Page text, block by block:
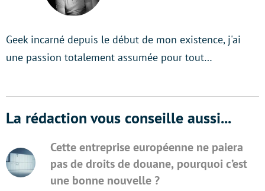
Geek incarné depuis le début de mon existence, j'ai
une passion totalement assumée pour tout…
La rédaction vous conseille aussi...
Cette entreprise européenne ne paiera
pas de droits de douane, pourquoi c’est
une bonne nouvelle ?